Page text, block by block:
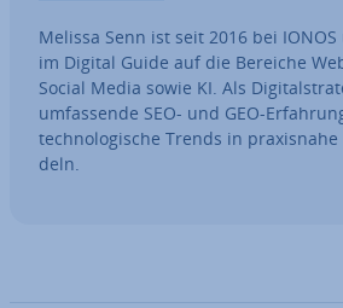
Melissa Senn ist seit 2016 bei
im Digital Guide auf die Bereiche
Social Media sowie KI. Als
um­fas­sen­de SEO- und GEO-
tech­no­lo­gi­sche Trends in
deln.